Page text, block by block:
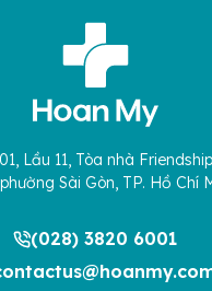
Lầu 11, Tòa nhà
Sài Gòn, TP. Hồ Chí
(028) 3820 6001